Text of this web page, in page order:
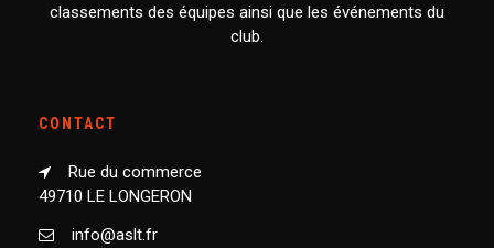
classements des équipes ainsi que les événements du
club.
CONTACT
Rue du commerce
49710 LE LONGERON
info@aslt.fr